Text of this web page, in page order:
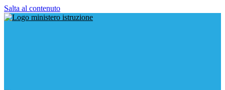
Salta al contenuto